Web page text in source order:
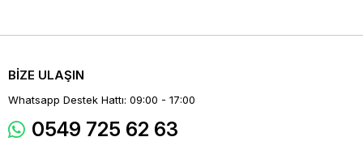
BİZE ULAŞIN
Whatsapp Destek Hattı: 09:00 - 17:00
0549 725 62 63